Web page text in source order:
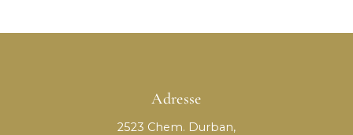
Adresse
2523 Chem. Durban,